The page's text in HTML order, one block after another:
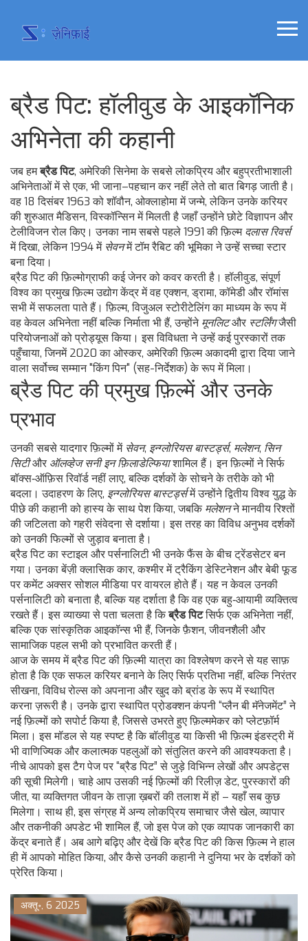
ब्रैड पिट: हॉलीवुड के आइकॉनिक
अभिनेता की कहानी
जब हमब्रैड पिट, अमेरिकी सिनेमा के सबसे लोकप्रिय और बहुप्रतीभाशाली
अभिनेताओं में से एक, भी जाना–पहचान कर नहीं लेते तो बात बिगड़ जाती है ।
वह 18 दिसंबर 1963 को शॉवौन, ओक्लाहोमा में जन्मे, लेकिन उनके करियर
की शुरुआत मैडिसन, विस्कॉन्सिन में मिलती है जहाँ उन्होंने छोटे विज्ञापन और
टेलीविजन रोल किए। उनका नाम सबसे पहले 1991 की फ़िल्मदलास रिवर्स
में दिखा, लेकिन 1994 में सेवनमें टॉम रैबिट की भूमिका ने उन्हें सच्चा स्टार
बना दिया।
ब्रैड पिट की फ़िल्मोग्राफी कई जेनर को कवर करती है।हॉलीवुड,संपूर्ण
विश्व का प्रमुख फ़िल्म उद्योग केंद्रमें वह एक्शन, ड्रामा, कॉमेडी और रॉमांस
सभी में सफलता पाते हैं।फ़िल्म,विजुअल स्टोरीटेलिंग का माध्यमके रूप में
वह केवल अभिनेता नहीं बल्कि निर्माता भी हैं, उन्होंनेमूनलिटऔर स्टर्लिंगजैसी
परियोजनाओं को प्रोड्यूस किया। इस विविधता ने उन्हें कई पुरस्कारों तक
पहुँचाया, जिनमें 2020 काओस्कर, अमेरिकी फ़िल्म अकादमी द्वारा दिया जाने
वाला सर्वोच्च सम्मान"किंग पिन" (सह-निर्देशक) के रूप में मिला।
ब्रैड पिट की प्रमुख फ़िल्में और उनके
प्रभाव
उनकी सबसे यादगार फ़िल्मों में सेवन, इन्ग्लोरियस बास्टर्ड्स, मलेशन, सिन
सिटीऔर ऑलव्हेज सनी इन फ़िलाडेल्फियाशामिल हैं। इन फ़िल्मों ने सिर्फ
बॉक्स‑ऑफ़िस रिवॉर्ड नहीं लाए, बल्कि दर्शकों के सोचने के तरीके को भी
बदला। उदाहरण के लिए, इन्ग्लोरियस बास्टर्ड्समें उन्होंने द्वितीय विश्व युद्ध के
पीछे की कहानी को हास्य के साथ पेश किया, जबकिमलेशनने मानवीय रिश्तों
की जटिलता को गहरी संवेदना से दर्शाया। इस तरह का विविध अनुभव दर्शकों
को उनकी फिल्मों से जुड़ाव बनाता है।
ब्रैड पिट का स्टाइल और पर्सनालिटी भी उनके फैंस के बीच ट्रेंडसेटर बन
गया। उनका बेंज़ी क्लासिक कार, कश्मीर में ट्रैकिंग डेस्टिनेशन और बेबी फूड
पर कमेंट अक्सर सोशल मीडिया पर वायरल होते हैं। यह न केवल उनकी
पर्सनालिटी को बनाता है, बल्कि यह दर्शाता है कि वह एक बहु‑आयामी व्यक्तित्व
रखते हैं। इस व्याख्या से पता चलता है किब्रैड पिटसिर्फ एक अभिनेता नहीं,
बल्कि एक सांस्कृतिक आइकॉन्स भी हैं, जिनके फ़ैशन, जीवनशैली और
सामाजिक पहल सभी को प्रभावित करती हैं।
आज के समय में ब्रैड पिट की फ़िल्मी यात्रा का विश्लेषण करने से यह साफ़
होता है कि एक सफल करियर बनाने के लिए सिर्फ प्रतिभा नहीं, बल्कि निरंतर
सीखना, विविध रोल्स को अपनाना और खुद को ब्रांड के रूप में स्थापित
करना ज़रूरी है। उनके द्वारा स्थापित प्रो़डक्शन कंपनी “प्लैन बी मॅनेजमेंट” ने
नई फ़िल्मों को सपोर्ट किया है, जिससे उभरते हुए फ़िल्ममेकर को प्लेटफ़ॉर्म
मिला। इस मॉडल से यह स्पष्ट है कि बॉलीवुड या किसी भी फ़िल्म इंडस्ट्री में
भी वाणिज्यिक और कलात्मक पहलुओं को संतुलित करने की आवश्यकता है।
नीचे आपको इस टैग पेज पर “ब्रैड पिट” से जुड़े विभिन्न लेखों और अपडेट्स
की सूची मिलेगी। चाहे आप उसकी नई फ़िल्मों की रिलीज़ डेट, पुरस्कारों की
जीत, या व्यक्तिगत जीवन के ताज़ा ख़बरों की तलाश में हों – यहाँ सब कुछ
मिलेगा। साथ ही, इस संग्रह में अन्य लोकप्रिय समाचार जैसे खेल, व्यापार
और तकनीकी अपडेट भी शामिल हैं, जो इस पेज को एक व्यापक जानकारी का
केंद्र बनाते हैं। अब आगे बढ़िए और देखें कि ब्रैड पिट की किस फ़िल्म ने हाल
ही में आपको मोहित किया, और कैसे उनकी कहानी ने दुनिया भर के दर्शकों को
प्रेरित किया।
अक्तू॰, 6 2025